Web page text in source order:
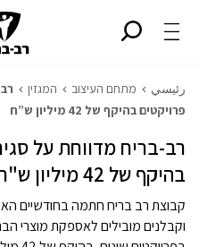
رئيسي מתחם העיצוב המגזין
פרויקטים בהיקף של 42 מיליון ש”ח
בהיקף של 42 מיליון ש"ח
קבוצת רב בריח חתמה בחודשיים